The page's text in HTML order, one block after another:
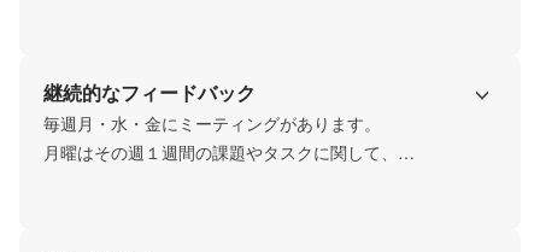
継続的なフィードバック
毎週月・水・金にミーティングがあります。
月曜はその週１週間の課題やタスクに関して、